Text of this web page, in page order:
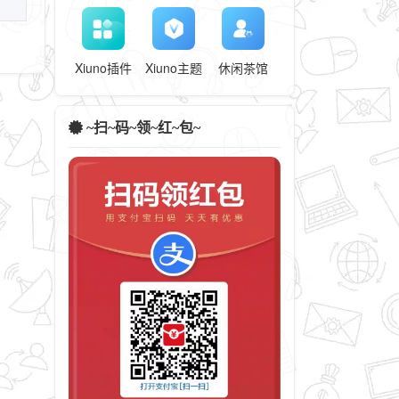
Xiuno插件 Xiuno主题 休闲茶馆
~扫~码~领~红~包~